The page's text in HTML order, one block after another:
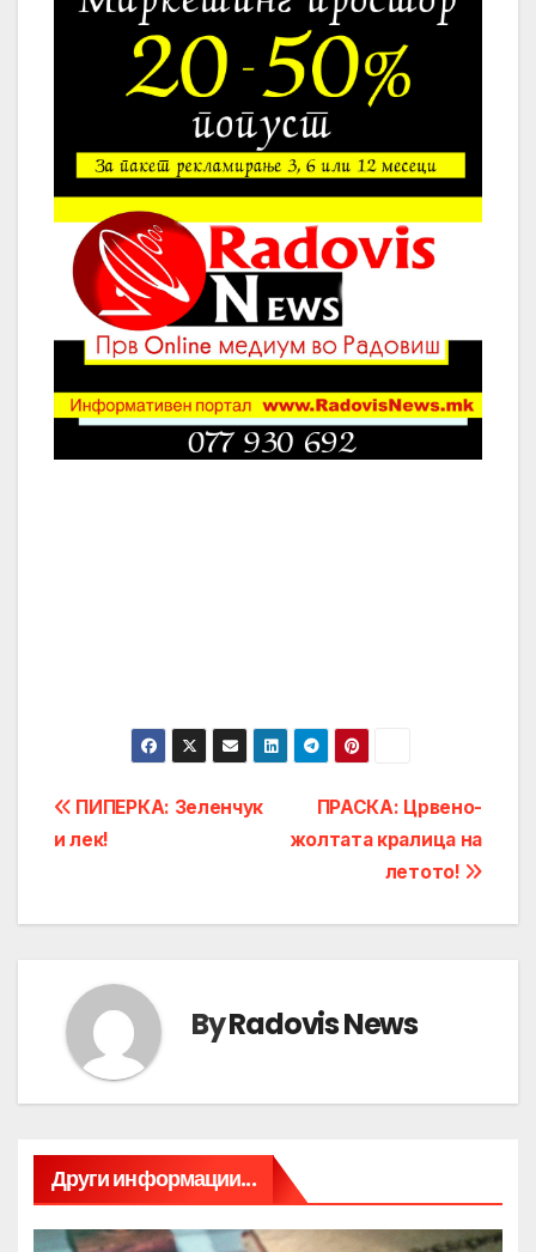
Post
navigation
ПРАСКА: Црвено-
жолтата кралица на
летото!
ПИПЕРКА: Зеленчук
и лек!
ByRadovis News
Други информации...